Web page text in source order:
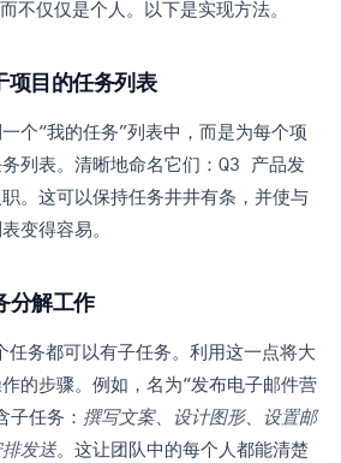
而不仅仅是个人。以下是实现方法。
项目的任务列表
个“我的任务”列表中，而是为每个项
列表。清晰地命名它们： Q3 产品发
。这可以保持任务井井有条，并使与
变得容易。
分解工作
任务都可以有子任务。利用这一点将大
的步骤。例如，名为“发布电子邮件营
子任务： 撰写文案、 设计图形、 设置邮
排发送。这让团队中的每个人都能清楚